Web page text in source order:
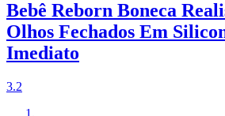
Bebê Reborn Boneca
Olhos Fechados Em
Imediato
3.2